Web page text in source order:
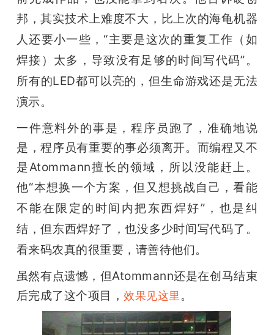
邦，其实技术上难度不大，比上次的海龟机器
人还要小一些，“主要是这次的重复工作（如
焊接）太多，导致没有足够的时间写代码”。
所有的LED都可以亮的，但生命游戏还是无法
演示。
一件意料外的事是，程序员跑了，准确地说
是，程序员有重要的事必须离开。而编程又不
是Atommann擅长的领域，所以没能赶上。
他“本想换一个方案，但又想挑战自己，看能
不能在限定的时间内把东西焊好”，也是纠
结，但东西焊好了，也没多少时间写代码了。
看来码农真的很重要，请善待他们。
虽然有点遗憾，但Atommann还是在创马结束
后完成了这个项目，效果见这里 。